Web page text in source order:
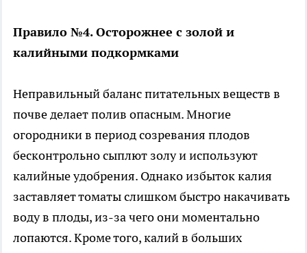
Правило №4. Осторожнее с золой и
калийными подкормками
Неправильный баланс питательных веществ в
почве делает полив опасным. Многие
огородники в период созревания плодов
бесконтрольно сыплют золу и используют
калийные удобрения. Однако избыток калия
заставляет томаты слишком быстро накачивать
воду в плоды, из-за чего они моментально
лопаются. Кроме того, калий в больших